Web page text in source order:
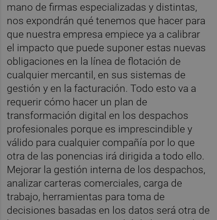
mano de firmas especializadas y distintas,
nos expondrán qué tenemos que hacer para
que nuestra empresa empiece ya a calibrar
el impacto que puede suponer estas nuevas
obligaciones en la línea de flotación de
cualquier mercantil, en sus sistemas de
gestión y en la facturación. Todo esto va a
requerir cómo hacer un plan de
transformación digital en los despachos
profesionales porque es imprescindible y
válido para cualquier compañía por lo que
otra de las ponencias irá dirigida a todo ello.
Mejorar la gestión interna de los despachos,
analizar carteras comerciales, carga de
trabajo, herramientas para toma de
decisiones basadas en los datos será otra de